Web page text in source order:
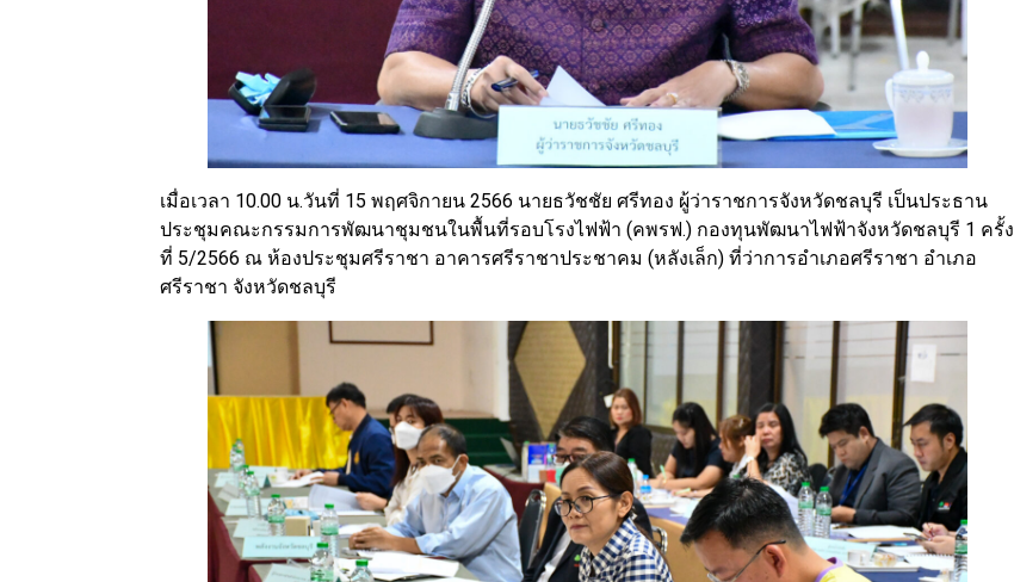
เมื่อเวลา 10.00 น.วันที่ 15 พฤศจิกายน 2566 นายธวัชชัย ศรีทอง ผู้ว่าราชการจังหวัดชลบุรี เป็นประธาน
ประชุมคณะกรรมการพัฒนาชุมชนในพื้นที่รอบโรงไฟฟ้า (คพรฟ.) กองทุนพัฒนาไฟฟ้าจังหวัดชลบุรี 1 ครั้ง
ที่ 5/2566 ณ ห้องประชุมศรีราชา อาคารศรีราชาประชาคม (หลังเล็ก) ที่ว่าการอำเภอศรีราชา อำเภอ
ศรีราชา จังหวัดชลบุรี